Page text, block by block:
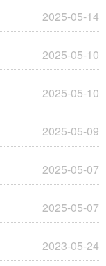
2025-05-14
2025-05-10
2025-05-10
2025-05-09
2025-05-07
2025-05-07
2023-05-24